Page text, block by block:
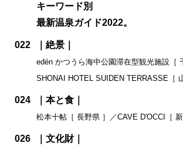
キーワード別
最新温泉ガイド2022。
022 ｜絶景｜
edén かつうら海中公園滞在型観光施設［
SHONAI HOTEL SUIDEN TERRASSE［
024 ｜本と食｜
松本十帖［ 長野県 ］／CAVE D'OCCI［ 新
026 ｜文化財｜